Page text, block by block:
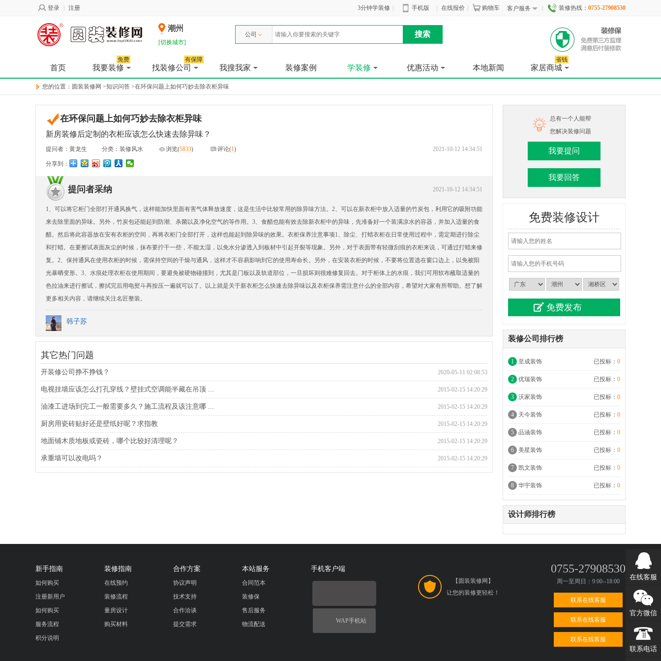
登录 注册 3分钟学装修 手机版 在线报价 购物车 客户服务 装修热线： 0755-27908530
潮州
[切换城市]
公司
首页 我要装修
免费
找装修公司
有保障
我搜我家 装修案例 学装修 优惠活动 本地新闻 家居商城
省钱
您的位置： 圆装装修网 >知识问答 >在环保问题上如何巧妙去除衣柜异味
在环保问题上如何巧妙去除衣柜异味
新房装修后定制的衣柜应该怎么快速去除异味？
提问者：黄龙生 分类：装修风水 浏览(5833) 评论(1) 2021-10-12 14:34:51
分享到：
提问者采纳 2021-10-12 14:34:51
1、可以将它柜门全部打开通风换气，这样能加快里面有害气体释放速度，这是生活中比较常用的除异味方法。2、可以在新衣柜中放入适量的竹炭包，利用它的吸附功能
来去除里面的异味。另外，竹炭包还能起到防潮、杀菌以及净化空气的等作用。3、食醋也能有效去除新衣柜中的异味，先准备好一个装满凉水的容器，并加入适量的食
醋。然后将此容器放在安有衣柜的空间，再将衣柜门全部打开，这样也能起到除异味的效果。衣柜保养注意事项1、除尘、打蜡衣柜在日常使用过程中，需定期进行除尘
和打蜡。在要擦试表面灰尘的时候，抹布要拧干一些，不能太湿，以免水分渗透入到板材中引起开裂等现象。另外，对于表面带有轻微刮痕的衣柜来说，可通过打蜡来修
复。2、保持通风在使用衣柜的时候，需保持空间的干燥与通风，这样才不容易影响到它的使用寿命长。另外，在安装衣柜的时候，不要将位置选在窗口边上，以免被阳
光暴晒变形。3、水痕处理衣柜在使用期间，要避免被硬物碰撞到，尤其是门板以及轨道部位，一旦损坏则很难修复回去。对于柜体上的水痕，我们可用软布蘸取适量的
色拉油来进行擦试，擦拭完后用电熨斗再按压一遍就可以了。以上就是关于新衣柜怎么快速去除异味以及衣柜保养需注意什么的全部内容，希望对大家有所帮助。想了解
更多相关内容，请继续关注名匠整装。
韩子苏
其它热门问题
开装修公司挣不挣钱？ 2020-05-11 02:08:53
电视挂墙应该怎么打孔穿线？壁挂式空调能半藏在吊顶 ... 2015-02-15 14:20:29
油漆工进场到完工一般需要多久？施工流程及该注意哪 ... 2015-02-15 14:20:29
厨房用瓷砖贴好还是壁纸好呢？求指教 2015-02-15 14:20:29
地面铺木质地板或瓷砖，哪个比较好清理呢？ 2015-02-15 14:20:29
承重墙可以改电吗？ 2015-02-15 14:20:29
总有一个人能帮
您解决装修问题
我要提问
我要回答
免费装修设计
装修公司排行榜
1 至成装饰 已投标： 0
2 优瑞装饰 已投标： 0
3 沃家装饰 已投标： 0
4 天今装饰 已投标： 0
5 品涵装饰 已投标： 0
6 美星装饰 已投标： 0
7 凯文装饰 已投标： 0
8 华宇装饰 已投标： 0
设计师排行榜
新手指南
如何购买
注册新用户
如何购买
服务流程
积分说明
装修指南
在线预约
装修流程
量房设计
购买材料
合作方案
协议声明
技术支持
合作洽谈
提交需求
本站服务
合同范本
装修保
售后服务
物流配送
手机客户端
WAP手机站
【圆装装修网】
让您的装修更轻松！
0755-27908530
周一至周日：9:00--18:00
联系在线客服
联系在线客服
联系在线客服
在线客服
官方微信
联系电话